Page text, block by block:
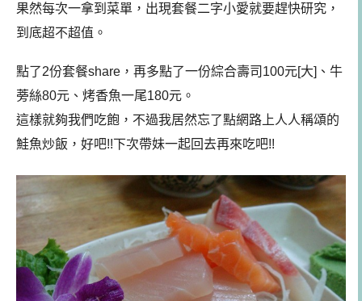
果然每次一拿到菜單，出現套餐二字小愛就要趕快研究，
到底超不超值。
點了2份套餐share，再多點了一份綜合壽司100元[大]、牛
蒡絲80元、烤香魚一尾180元。
這樣就夠我們吃飽，不過我居然忘了點網路上人人稱頌的
鮭魚炒飯，好吧!!下次帶妹一起回去再來吃吧!!